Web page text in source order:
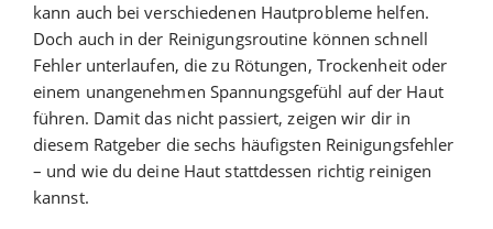
kann auch bei verschiedenen Hautprobleme helfen.
Doch auch in der Reinigungsroutine können schnell
Fehler unterlaufen, die zu Rötungen, Trockenheit oder
einem unangenehmen Spannungsgefühl auf der Haut
führen. Damit das nicht passiert, zeigen wir dir in
diesem Ratgeber die sechs häufigsten Reinigungsfehler
– und wie du deine Haut stattdessen richtig reinigen
kannst.